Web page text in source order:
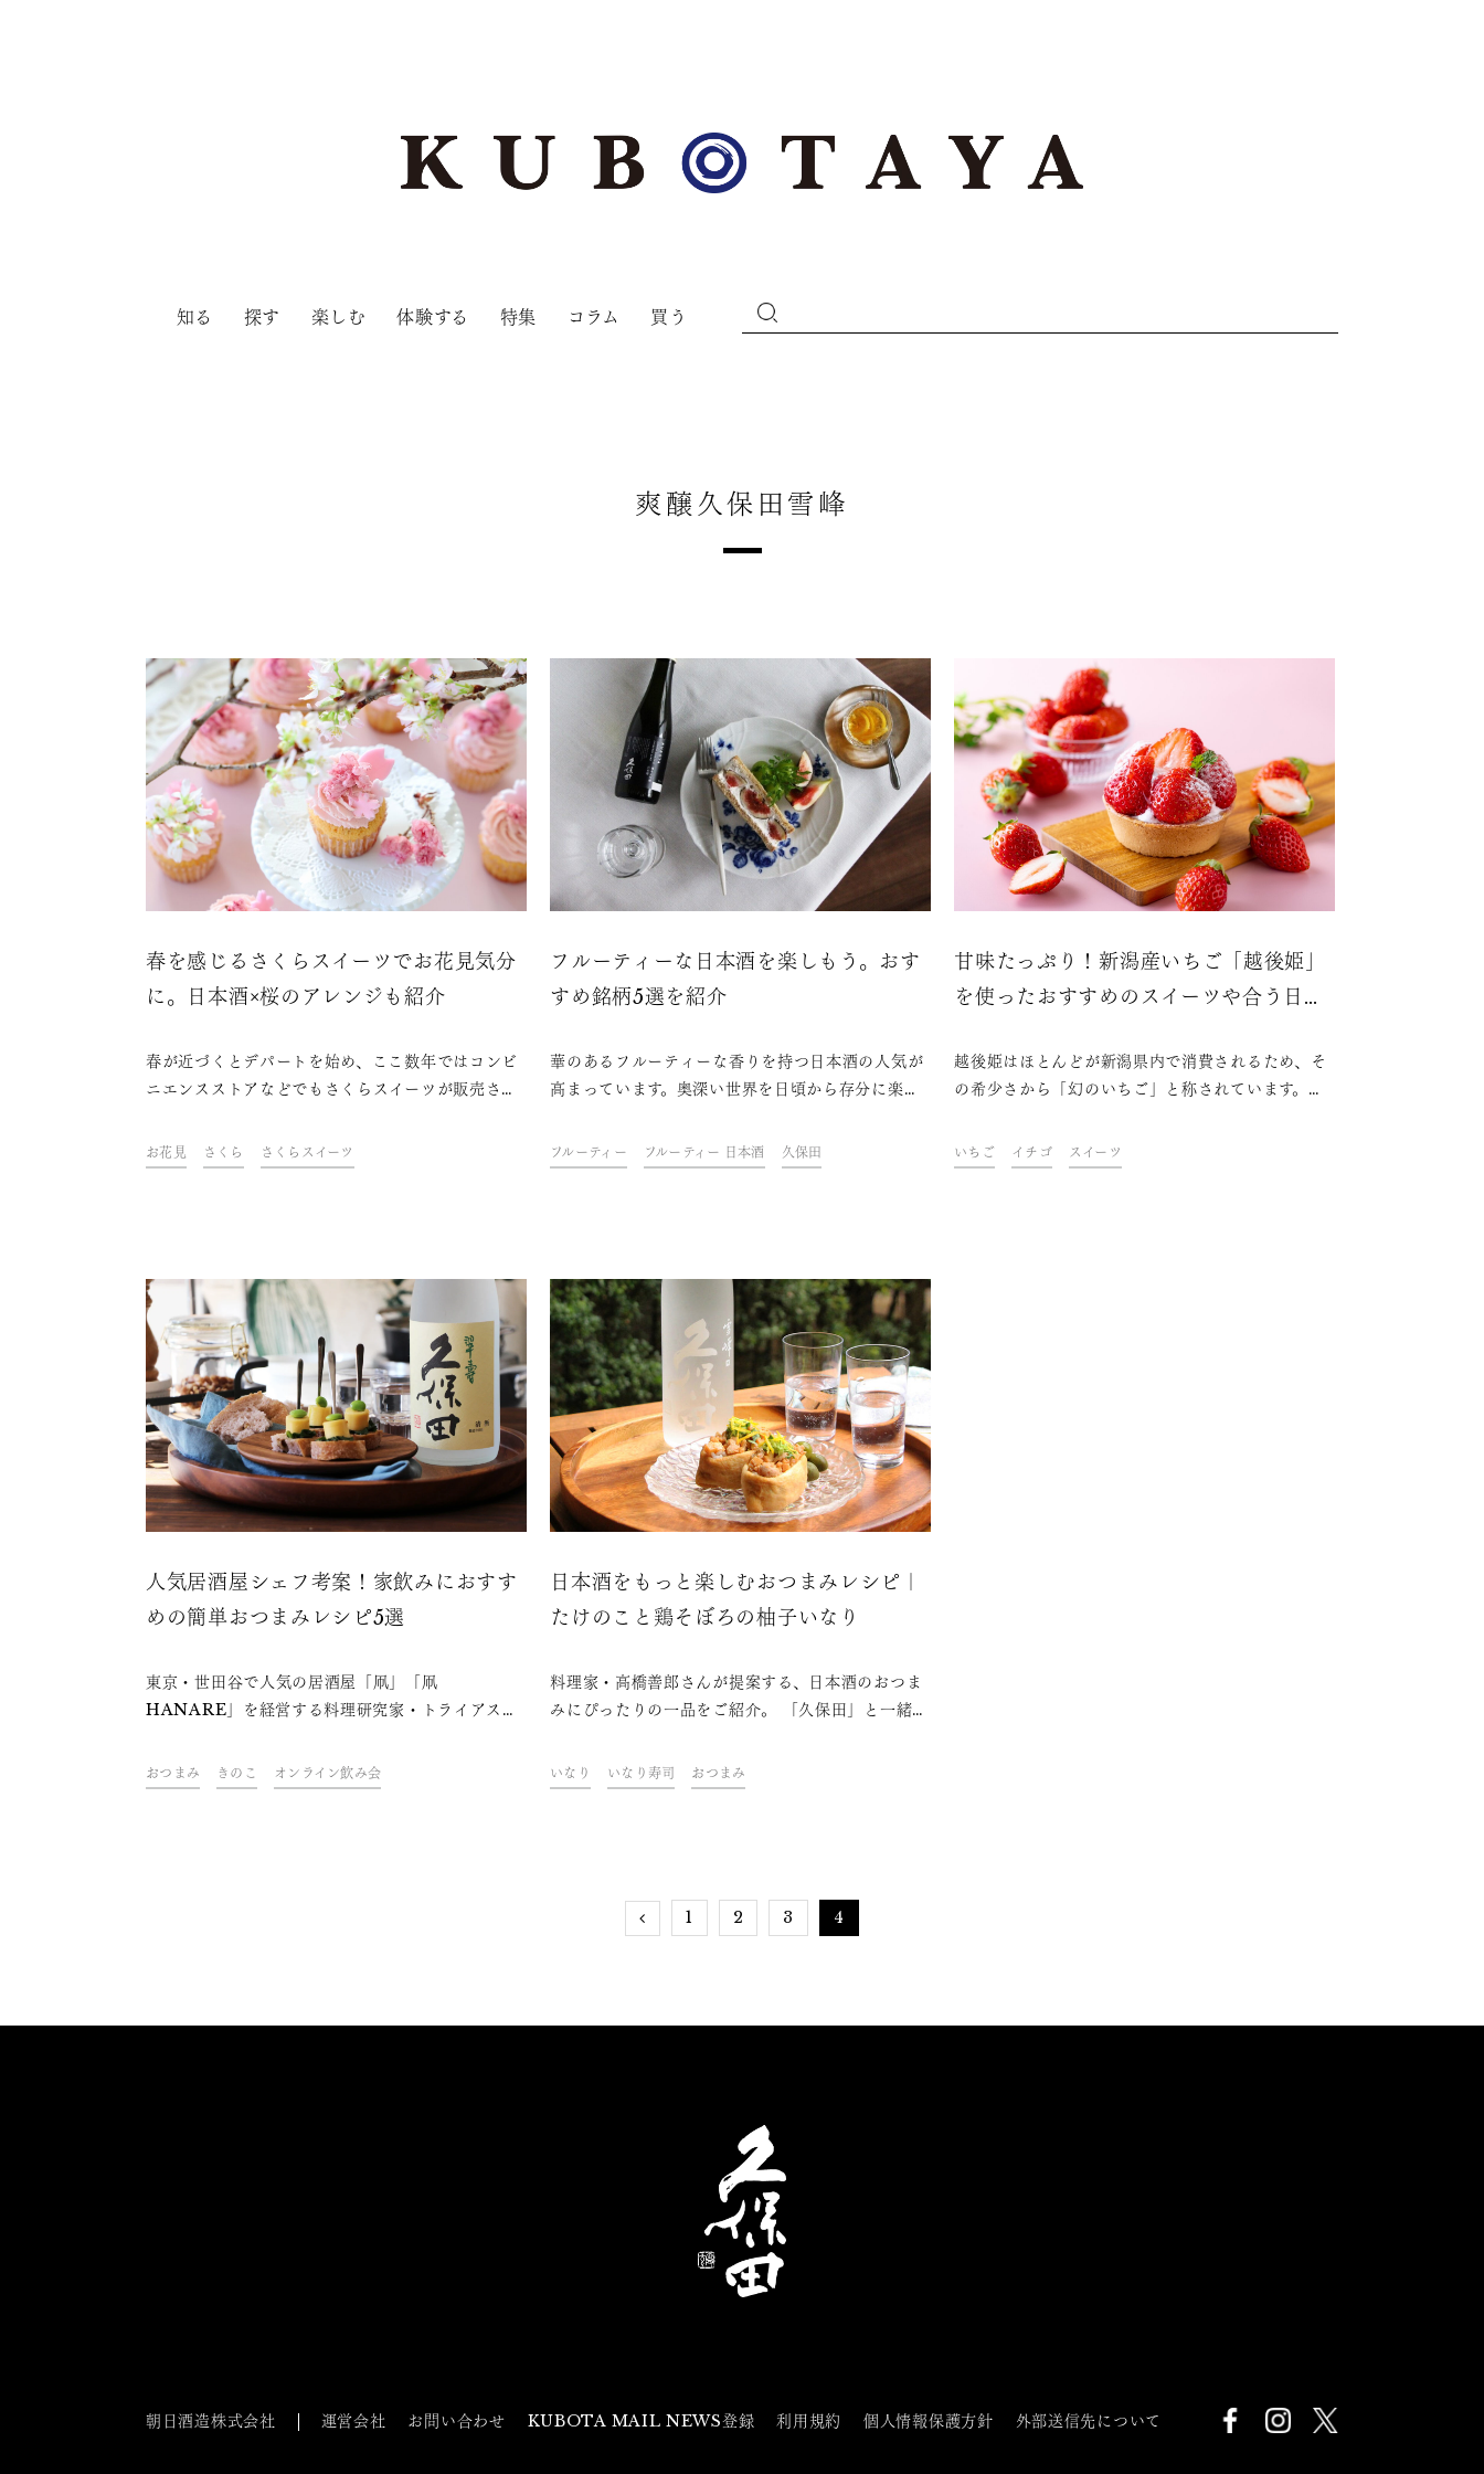
知る 探す 楽しむ 体験する 特集 コラム 買う
爽醸久保田雪峰
春を感じるさくらスイーツでお花見気分
に。日本酒×桜のアレンジも紹介
春が近づくとデパートを始め、ここ数年ではコンビ
ニエンスストアなどでもさくらスイーツが販売され
テイクアウトできるさくらスイーツ、花見酒におす
すめの日本酒、日本酒×桜のアレンジなどを紹介し
お花見 さくら さくらスイーツ
フルーティーな日本酒を楽しもう。おす
すめ銘柄5選を紹介
華のあるフルーティーな香りを持つ日本酒の人気が
高まっています。奥深い世界を日頃から存分に楽し
飲みやすいのが理由です。本記事では、フルーティ
ーな日本酒とはどういった日本酒を指すのか、おす
フルーティー フルーティー 日本酒 久保田
甘味たっぷり！新潟産いちご「越後姫」
を使ったおすすめのスイーツや合う日本
越後姫はほとんどが新潟県内で消費されるため、そ
の希少さから「幻のいちご」と称されています。性
ちごスイーツは、実は日本酒と相性が抜群。この記
事では、越後姫の魅力と新潟で楽しめる越後姫のス
いちご イチゴ スイーツ
人気居酒屋シェフ考案！家飲みにおすす
めの簡単おつまみレシピ5選
東京・世田谷で人気の居酒屋「凧」「凧
HANARE」を経営する料理研究家・トライアスリ
だけ、漬けるだけ、チンするだけの簡単レシピをご
紹介。缶詰やサラダチキン、卵など、手軽に買える
おつまみ きのこ オンライン飲み会
日本酒をもっと楽しむおつまみレシピ｜
たけのこと鶏そぼろの柚子いなり
料理家・高橋善郎さんが提案する、日本酒のおつま
みにぴったりの一品をご紹介。 「久保田」と一緒
い。
いなり いなり寿司 おつまみ
1 2 3 4
朝日酒造株式会社 運営会社 お問い合わせ KUBOTA MAIL NEWS登録 利用規約 個人情報保護方針 外部送信先について